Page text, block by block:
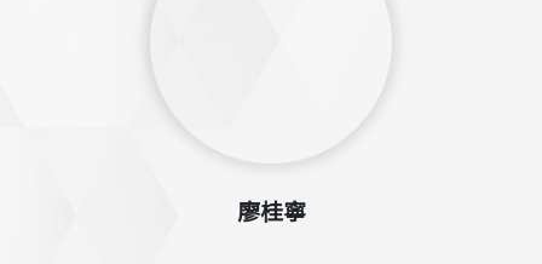
廖桂寧